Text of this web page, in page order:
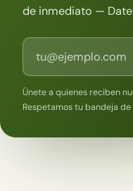
de inmediato —
Correo electrónico
Únete a quienes reciben
Respetamos tu bandeja